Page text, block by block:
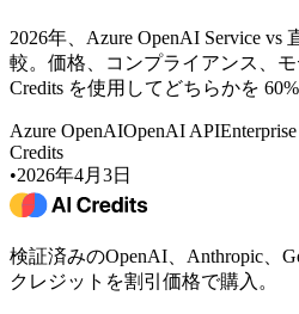
2026年、Azure OpenAI Service vs
較。価格、コンプライアンス、
Credits を使用してどちらかを
Azure OpenAIOpenAI API
Credits
•2026年4月3日
検証済みのOpenAI、Anthropic、
クレジットを割引価格で購入。